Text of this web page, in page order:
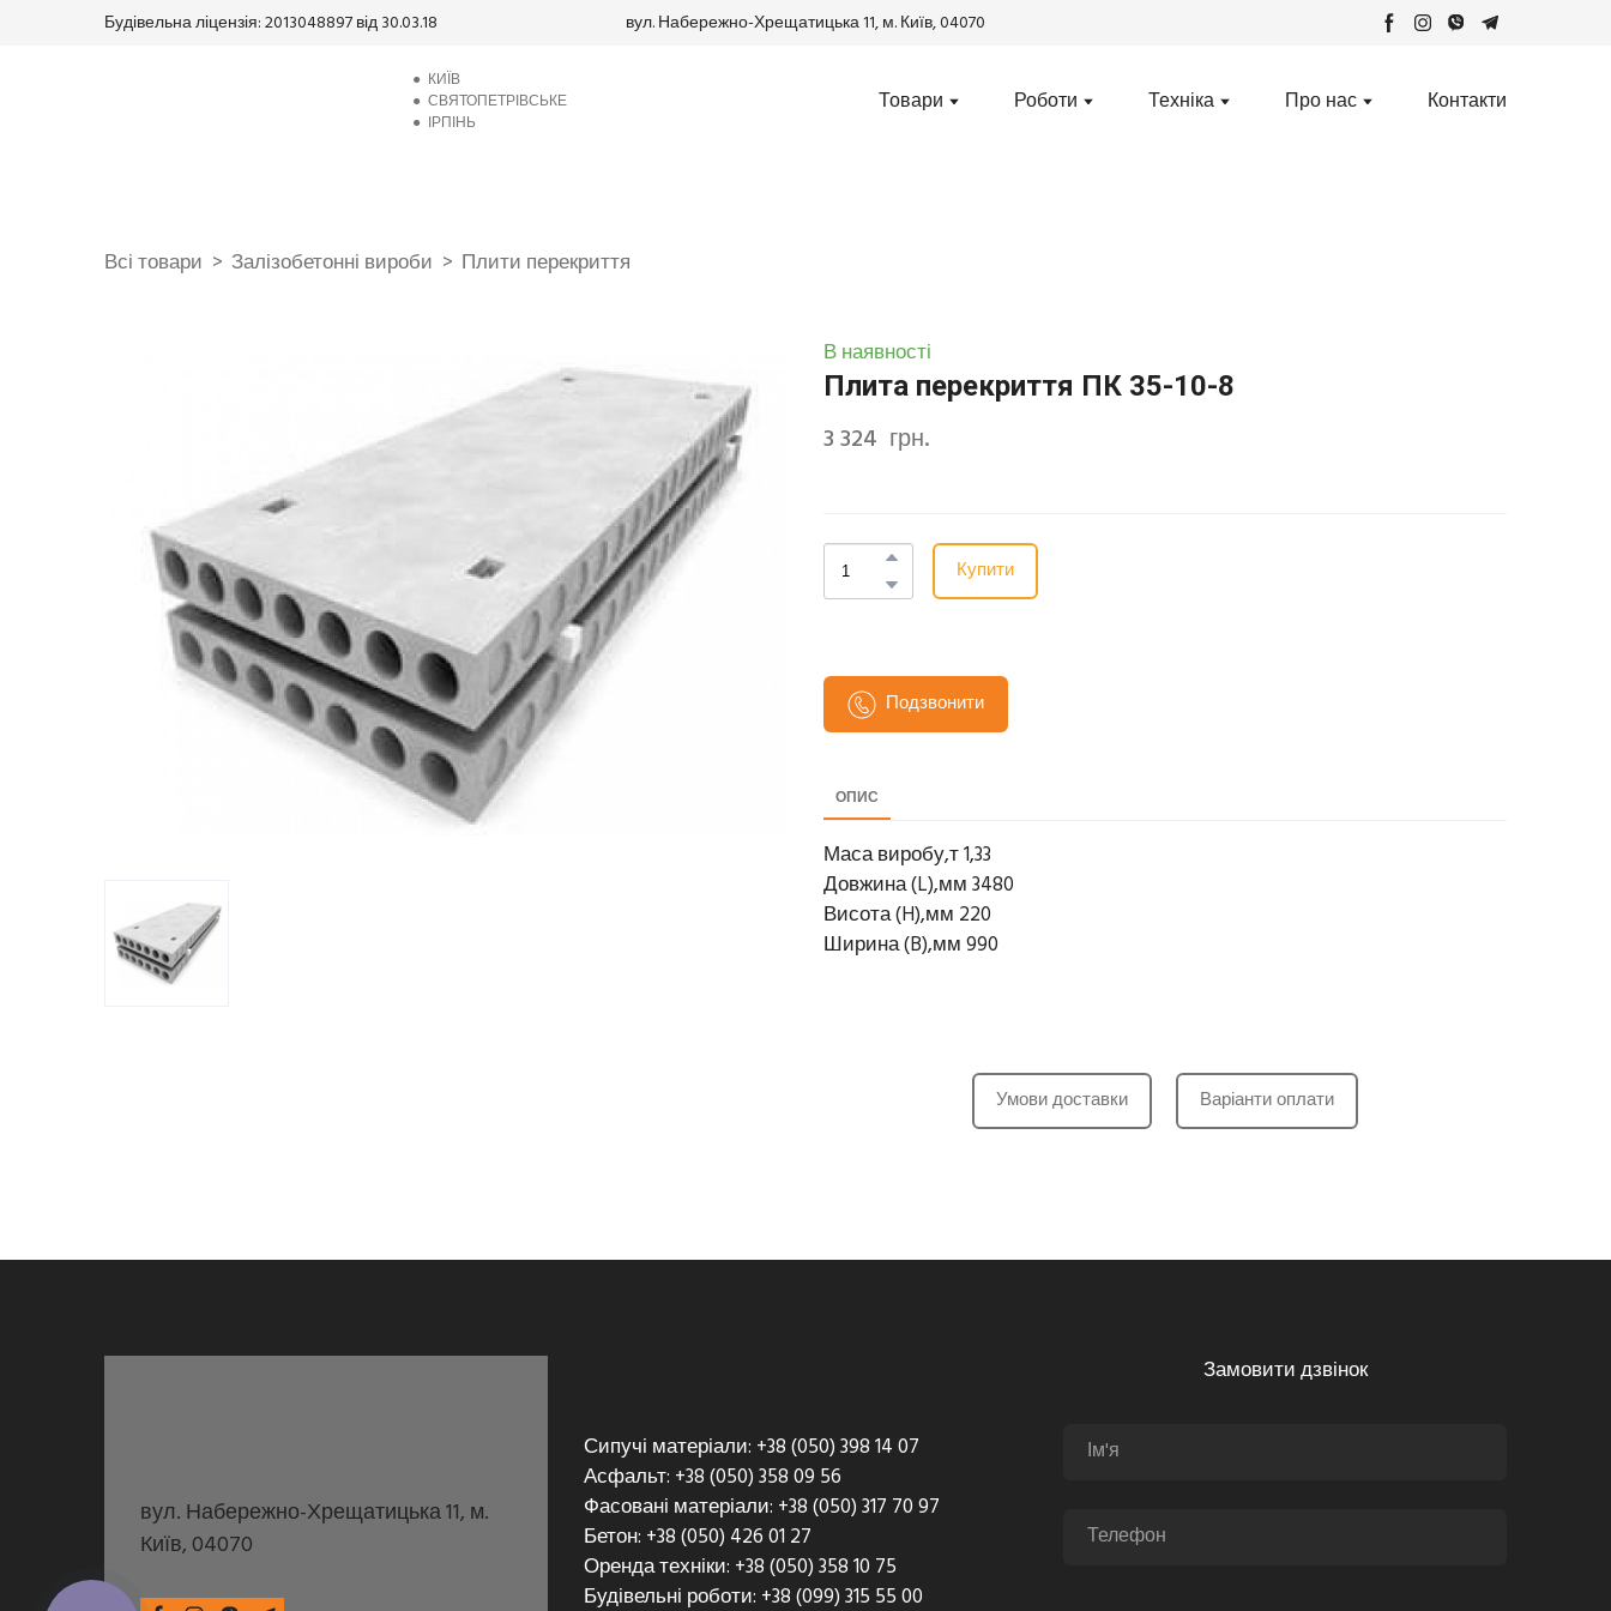
Будівельна ліцензія: 2013048897 від 30.03.18 вул. Набережно-Хрещатицька 11, м. Київ, 04070
● КИЇВ
●СВЯТОПЕТРІВСЬКЕ
● ІРПІНЬ
Товари Роботи Техніка Про нас Контакти
Всі товари Залізобетонні вироби Плити перекриття
В наявності
Плита перекриття ПК 35-10-8
3 324  грн.
Купити
Подзвонити
ОПИС
Маса виробу,т 1,33
Довжина (L),мм 3480
Висота (H),мм 220
Ширина (B),мм 990
Умови доставки Варіанти оплати
вул. Набережно-Хрещатицька 11, м.
Київ, 04070
Сипучі матеріали: +38 (050) 398 14 07
Асфальт: +38 (050) 358 09 56
Фасовані матеріали: +38 (050) 317 70 97
Бетон: +38 (050) 426 01 27
Оренда техніки: +38 (050) 358 10 75
Будівельні роботи: +38 (099) 315 55 00
Замовити дзвінок